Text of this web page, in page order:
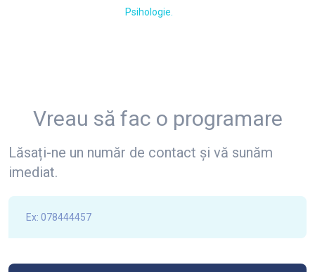
Psihologie.
Vreau să fac o programare
Lăsați-ne un număr de contact și vă sunăm
imediat.